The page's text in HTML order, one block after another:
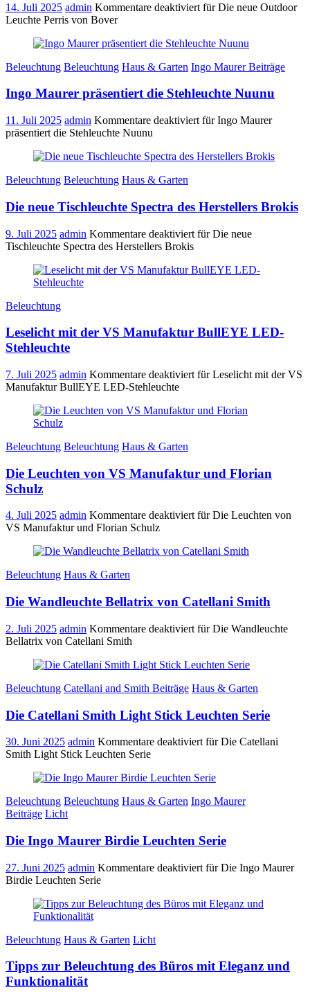
14. Juli 2025 admin Kommentare deaktiviert für Die neue Outdoor
Leuchte Perris von Bover
Beleuchtung Beleuchtung Haus & Garten Ingo Maurer Beiträge
Ingo Maurer präsentiert die Stehleuchte Nuunu
11. Juli 2025 admin Kommentare deaktiviert für Ingo Maurer
präsentiert die Stehleuchte Nuunu
Beleuchtung Beleuchtung Haus & Garten
Die neue Tischleuchte Spectra des Herstellers Brokis
9. Juli 2025 admin Kommentare deaktiviert für Die neue
Tischleuchte Spectra des Herstellers Brokis
Beleuchtung
Leselicht mit der VS Manufaktur BullEYE LED-
Stehleuchte
7. Juli 2025 admin Kommentare deaktiviert für Leselicht mit der VS
Manufaktur BullEYE LED-Stehleuchte
Beleuchtung Beleuchtung Haus & Garten
Die Leuchten von VS Manufaktur und Florian
Schulz
4. Juli 2025 admin Kommentare deaktiviertfür Die Leuchten von
VS Manufaktur und Florian Schulz
Beleuchtung Haus & Garten
Die Wandleuchte Bellatrix von Catellani Smith
2. Juli 2025 admin Kommentare deaktiviert für Die Wandleuchte
Bellatrix von Catellani Smith
Beleuchtung Catellani and Smith Beiträge Haus & Garten
Die Catellani Smith Light Stick Leuchten Serie
30. Juni 2025 admin Kommentare deaktiviert für Die Catellani
Smith Light Stick Leuchten Serie
Beleuchtung Beleuchtung Haus & Garten Ingo Maurer
Beiträge Licht
Die Ingo Maurer Birdie Leuchten Serie
27. Juni 2025 admin Kommentare deaktiviert für Die Ingo Maurer
Birdie Leuchten Serie
Beleuchtung Haus & Garten Licht
Tipps zur Beleuchtung des Büros mit Eleganz und
Funktionalität